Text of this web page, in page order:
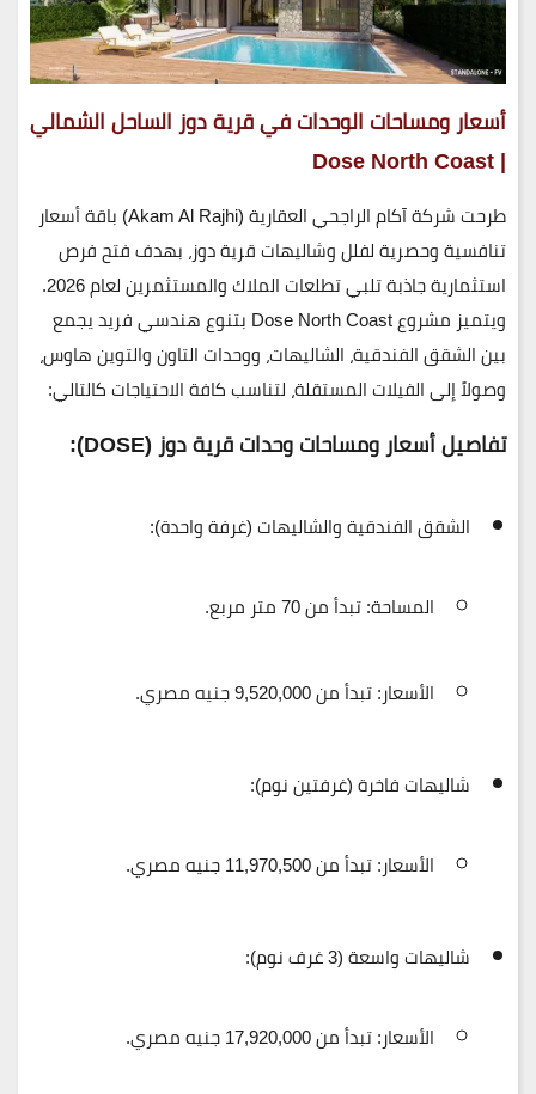
أسعار ومساحات الوحدات في قرية دوز الساحل الشمالي
| Dose North Coast
طرحت شركةآكام الراجحي العقارية (Akam Al Rajhi)
باقة أسعار
تنافسية وحصرية لفلل وشاليهات قرية دوز، بهدف فتح فرص
استثمارية جاذبة تلبي تطلعات الملاك والمستثمرين لعام 2026.
ويتميز مشروعDose North Coast بتنوع هندسي فريد يجمع
بين الشقق الفندقية، الشاليهات، ووحدات التاون والتوين هاوس،
وصولاً إلى الفيلات المستقلة، لتناسب كافة الاحتياجات كالتالي:
تفاصيل أسعار ومساحات وحدات قرية دوز (DOSE):
الشقق الفندقية والشاليهات (غرفة واحدة):
المساحة:تبدأ من70 متر مربع .
الأسعار:تبدأ من9,520,000 جنيه مصري .
شاليهات فاخرة (غرفتين نوم):
الأسعار:تبدأ من11,970,500 جنيه مصري .
شاليهات واسعة (3 غرف نوم):
الأسعار:تبدأ من17,920,000 جنيه مصري .